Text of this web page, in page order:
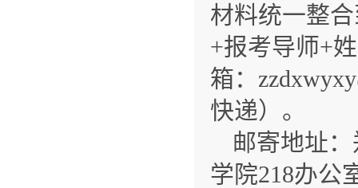
材料统一整
+报考导师+
箱：
快递）。
邮寄地址
学院218办公